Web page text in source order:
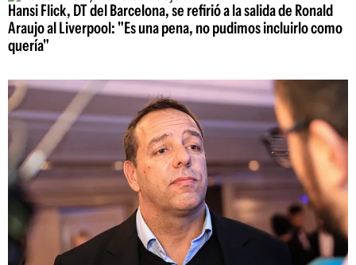
Hansi Flick, DT del Barcelona, se refirió a la salida de Ronald
Araujo al Liverpool: "Es una pena, no pudimos incluirlo como
quería"